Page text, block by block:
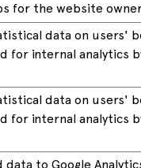
for the website
data on users'
for internal analytics
data on users'
for internal analytics
data to Google